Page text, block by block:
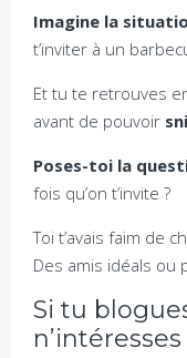
Imagine la
t’inviter à un
Et tu te retrouves
avant de pouvoir
Poses-toi la
fois qu’on t’invite ?
Toi t’avais faim de
Des amis idéals ou
Si tu